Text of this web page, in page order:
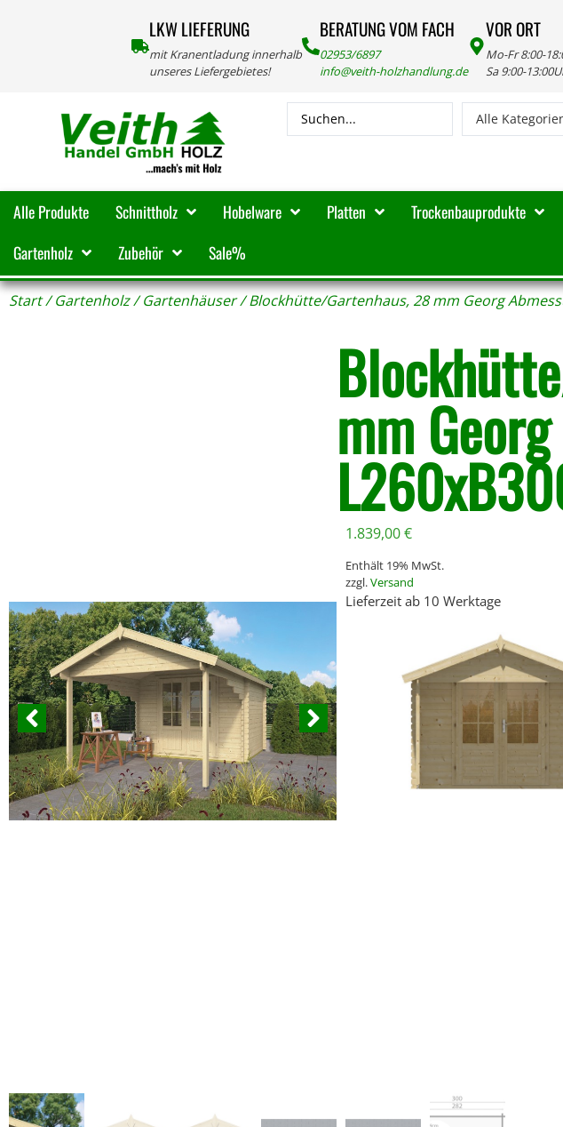
LKW LIEFERUNG
mit Kranentladung innerhalb
unseres Liefergebietes!
BERATUNG VOM FACH
02953/6897
info@veith-holzhandlung.de
VOR ORT
Mo-Fr 8:00-
Sa 9:00-
Alle
Alle Produkte Schnittholz Hobelware Platten Trockenbauprodukte
Gartenholz
Zubehör Sale%
Start/Gartenholz/Gartenhäuser/ Blockhütte/Gartenhaus, 28 mm Georg
mm
1.839,00€
Enthält 19% MwSt.
zzgl.Versand
Lieferzeit ab 10 Werktage
IN DEN WARENKORB
*Bei größeren Mengen erstellen wir Dir gerne ein